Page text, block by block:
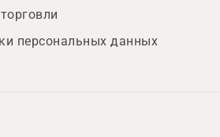
персональных данных